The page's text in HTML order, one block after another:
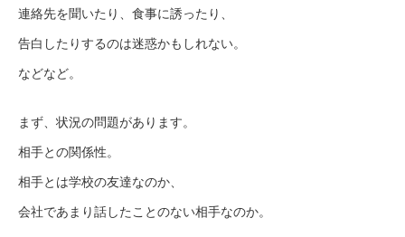
連絡先を聞いたり、食事に誘ったり、
告白したりするのは迷惑かもしれない。
などなど。
まず、状況の問題があります。
相手との関係性。
相手とは学校の友達なのか、
会社であまり話したことのない相手なのか。